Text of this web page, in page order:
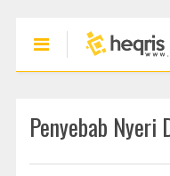
Penyebab